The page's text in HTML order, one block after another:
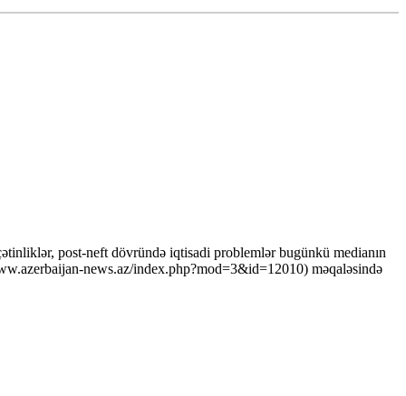
post-neft dövründə iqtisadi problemlər bugünkü medianın
news.az/index.php?mod=3&id=12010) məqaləsində